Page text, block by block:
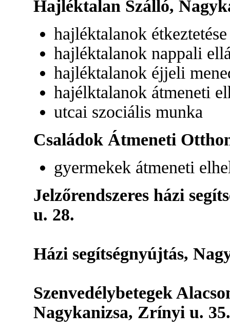
Hajléktalan Szálló,
hajléktalanok étkeztetése
hajléktalanok nappali
hajléktalanok éjjeli
hajélktalanok átmeneti
utcai szociális munka
Családok Átmeneti
gyermekek átmeneti
Jelzőrendszeres házi
u. 28.
Házi segítségnyújtás,
Szenvedélybetegek
Nagykanizsa, Zrínyi u. 35.